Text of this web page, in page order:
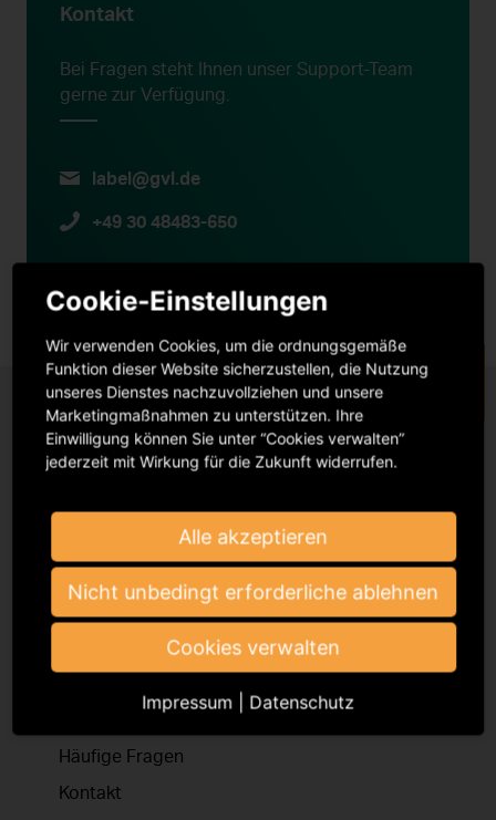
Kontakt
Bei Fragen steht Ihnen unser Support-Team
gerne zur Verfügung.
label@gvl.de
+49 30 48483-650
Bei der GVL registrieren
Podbielskiallee 64
14195 Berlin
infomail@gvl.de
Häufige Fragen
Kontakt
Cookie-Einstellungen
Wir verwenden Cookies, um die ordnungsgemäße
Funktion dieser Website sicherzustellen, die Nutzung
unseres Dienstes nachzuvollziehen und unsere
Marketingmaßnahmen zu unterstützen. Ihre
Einwilligung können Sie unter “Cookies verwalten”
jederzeit mit Wirkung für die Zukunft widerrufen.
Alle akzeptieren
Nicht unbedingt erforderliche ablehnen
Cookies verwalten
Impressum Datenschutz